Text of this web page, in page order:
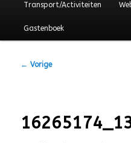
Transport/Activiteiten
Gastenboek
Afbeeldingsnavigatie
← Vorige